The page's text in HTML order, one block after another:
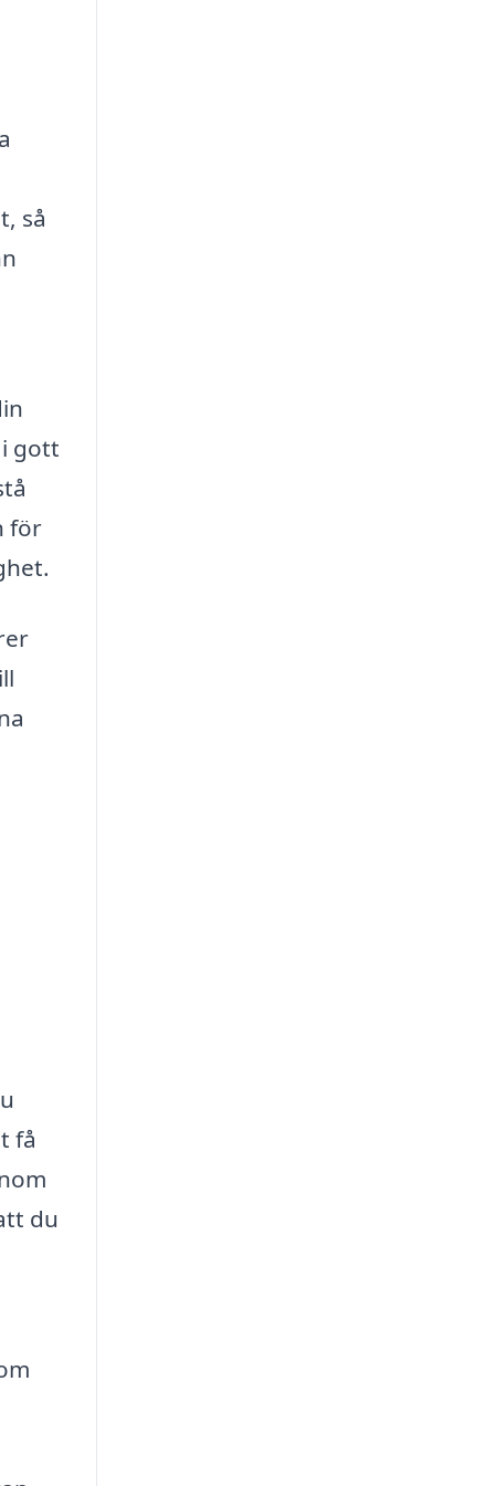
så
gott
för
få
du